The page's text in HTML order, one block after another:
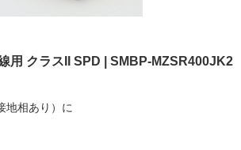
用 クラスII SPD | SMBP-MZSR400JK2
地相あり）に